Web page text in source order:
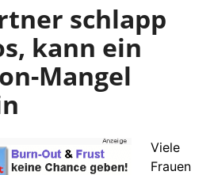
schlapp
kann ein
Mangel
Viele
Frauen